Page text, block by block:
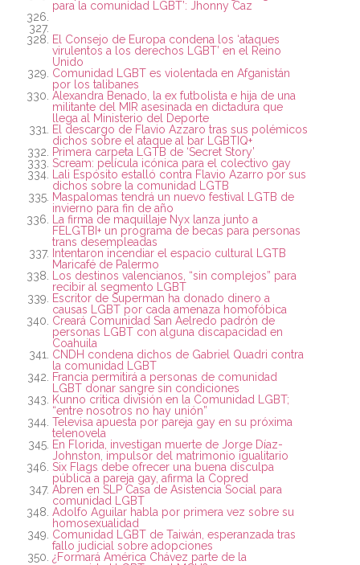
para la comunidad LGBT’: Jhonny Caz
El Consejo de Europa condena los ‘ataques
virulentos a los derechos LGBT’ en el Reino
Unido
Comunidad LGBT es violentada en Afganistán
por los talibanes
Alexandra Benado, la ex futbolista e hija de una
militante del MIR asesinada en dictadura que
llega al Ministerio del Deporte
El descargo de Flavio Azzaro tras sus polémicos
dichos sobre el ataque al bar LGBTIQ+
Primera carpeta LGTB de ‘Secret Story’
Scream: película icónica para el colectivo gay
Lali Espósito estalló contra Flavio Azarro por sus
dichos sobre la comunidad LGTB
Maspalomas tendrá un nuevo festival LGTB de
invierno para fin de año
La firma de maquillaje Nyx lanza junto a
FELGTBI+ un programa de becas para personas
trans desempleadas
Intentaron incendiar el espacio cultural LGTB
Maricafé de Palermo
Los destinos valencianos, “sin complejos” para
recibir al segmento LGBT
Escritor de Superman ha donado dinero a
causas LGBT por cada amenaza homofóbica
Creará Comunidad San Aelredo padrón de
personas LGBT con alguna discapacidad en
Coahuila
CNDH condena dichos de Gabriel Quadri contra
la comunidad LGBT
Francia permitirá a personas de comunidad
LGBT donar sangre sin condiciones
Kunno critica división en la Comunidad LGBT;
“entre nosotros no hay unión”
Televisa apuesta por pareja gay en su próxima
telenovela
En Florida, investigan muerte de Jorge Díaz-
Johnston, impulsor del matrimonio igualitario
Six Flags debe ofrecer una buena disculpa
pública a pareja gay, afirma la Copred
Abren en SLP Casa de Asistencia Social para
comunidad LGBT
Adolfo Aguilar habla por primera vez sobre su
homosexualidad
Comunidad LGBT de Taiwán, esperanzada tras
fallo judicial sobre adopciones
¿Formará América Chávez parte de la